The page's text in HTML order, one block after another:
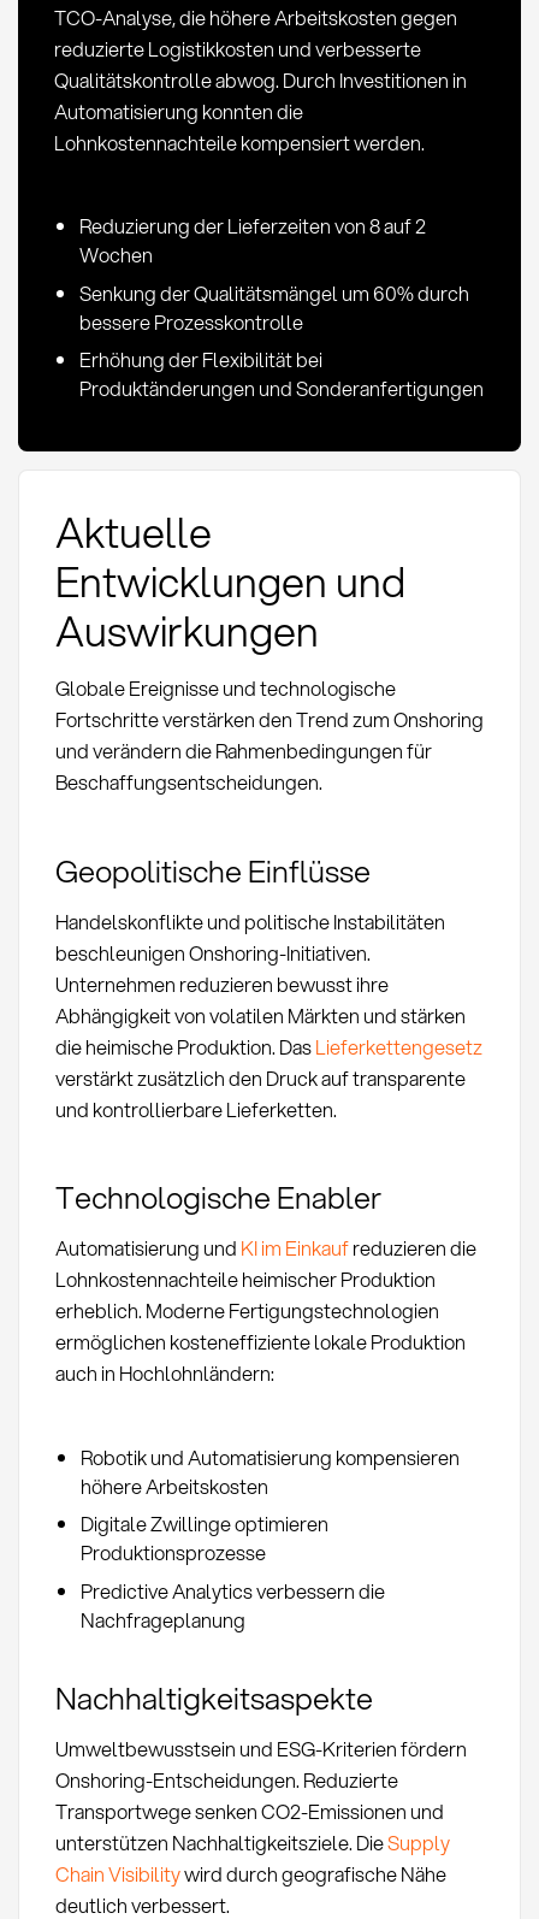
TCO-Analyse, die höhere Arbeitskosten gegen
reduzierte Logistikkosten und verbesserte
Qualitätskontrolle abwog. Durch Investitionen in
Automatisierung konnten die
Lohnkostennachteile kompensiert werden.
Reduzierung der Lieferzeiten von 8 auf 2
Wochen
Senkung der Qualitätsmängel um 60% durch
bessere Prozesskontrolle
Erhöhung der Flexibilität bei
Produktänderungen und Sonderanfertigungen
Aktuelle
Entwicklungen und
Auswirkungen
Globale Ereignisse und technologische
Fortschritte verstärken den Trend zum Onshoring
und verändern die Rahmenbedingungen für
Beschaffungsentscheidungen.
Geopolitische Einflüsse
Handelskonflikte und politische Instabilitäten
beschleunigen Onshoring-Initiativen.
Unternehmen reduzieren bewusst ihre
Abhängigkeit von volatilen Märkten und stärken
die heimische Produktion. DasLieferkettengesetz
verstärkt zusätzlich den Druck auf transparente
und kontrollierbare Lieferketten.
Technologische Enabler
Automatisierung und KI im Einkaufreduzieren die
Lohnkostennachteile heimischer Produktion
erheblich. Moderne Fertigungstechnologien
ermöglichen kosteneffiziente lokale Produktion
auch in Hochlohnländern:
Robotik und Automatisierung kompensieren
höhere Arbeitskosten
Digitale Zwillinge optimieren
Produktionsprozesse
Predictive Analytics verbessern die
Nachfrageplanung
Nachhaltigkeitsaspekte
Umweltbewusstsein und ESG-Kriterien fördern
Onshoring-Entscheidungen. Reduzierte
Transportwege senken CO2-Emissionen und
unterstützen Nachhaltigkeitsziele. DieSupply
Chain Visibilitywird durch geografische Nähe
deutlich verbessert.